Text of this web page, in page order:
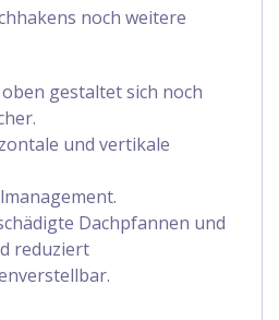
noch weitere
gestaltet sich noch
und vertikale
Dachpfannen und
reduziert